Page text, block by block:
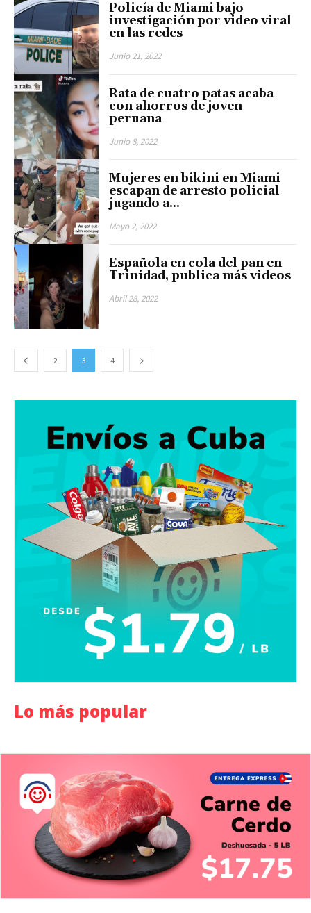
Policía de Miami bajo
investigación por video viral
en las redes
Junio 21, 2022
Rata de cuatro patas acaba
con ahorros de joven
peruana
Junio 8, 2022
Mujeres en bikini en Miami
escapan de arresto policial
jugando a…
Mayo 2, 2022
Española en cola del pan en
Trinidad, publica más videos
Abril 28, 2022
2 3 4
Lo más popular